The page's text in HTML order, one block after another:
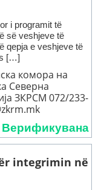
i programit të
së veshjeve të
qepja e veshjeve të
[…]
комора на
Северна
ЗКРСМ 072/233-
Верификувана
integrimin në